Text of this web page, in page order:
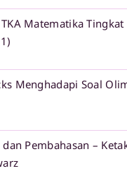
Matematika Tingkat
Menghadapi Soal
Pembahasan –